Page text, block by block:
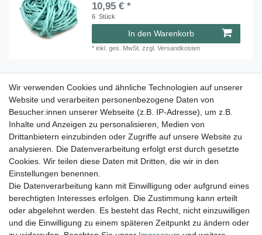
10,95 € *
6 Stück
In den Warenkorb
*inkl. ges. MwSt. zzgl.Versandkosten
Habotai-Seidenbänder weiß 100 cm VE 5 Stück
10,95 € *
6 Stück | 1,82 € / Stück
In den Warenkorb
* inkl. ges. MwSt. zzgl.Versandkosten
Lieferung und Versand
Wir verwenden Cookies und ähnliche Technologien auf unserer
Website und verarbeiten personenbezogene Daten von
Besucher:innen unserer Webseite (z.B. IP-Adresse), um z.B.
Inhalte und Anzeigen zu personalisieren, Medien von
Drittanbietern einzubinden oder Zugriffe auf unsere Website zu
analysieren. Die Datenverarbeitung erfolgt erst durch gesetzte
Cookies. Wir teilen diese Daten mit Dritten, die wir in den
Einstellungen benennen.
Die Datenverarbeitung kann mit Einwilligung oder aufgrund eines
berechtigten Interesses erfolgen. Die Zustimmung kann erteilt
oder abgelehnt werden. Es besteht das Recht, nicht einzuwilligen
und die Einwilligung zu einem späteren Zeitpunkt zu ändern oder